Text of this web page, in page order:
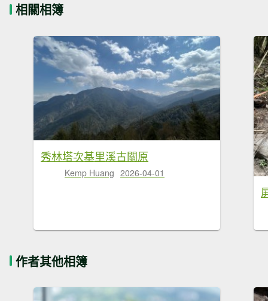
相關相簿
秀林塔次基里溪古關原
Kemp Huang 2026-04-01
作者其他相簿